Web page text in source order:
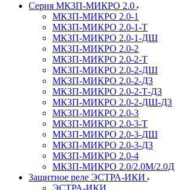
Серия МКЗП-МИКРО 2.0
МКЗП-МИКРО 2.0-1
МКЗП-МИКРО 2.0-1-Т
МКЗП-МИКРО 2.0-1-ДШ
МКЗП-МИКРО 2.0-2
МКЗП-МИКРО 2.0-2-Т
МКЗП-МИКРО 2.0-2-ДШ
МКЗП-МИКРО 2.0-2-ДЗ
МКЗП-МИКРО 2.0-2-Т-ДЗ
МКЗП-МИКРО 2.0-2-ДШ-ДЗ
МКЗП-МИКРО 2.0-3
МКЗП-МИКРО 2.0-3-Т
МКЗП-МИКРО 2.0-3-ДШ
МКЗП-МИКРО 2.0-3-ДЗ
МКЗП-МИКРО 2.0-4
МКЗП-МИКРО 2.0/2.0М/2.0Д
Защитное реле ЭСТРА-ИКИ
ЭСТРА-ИКИ